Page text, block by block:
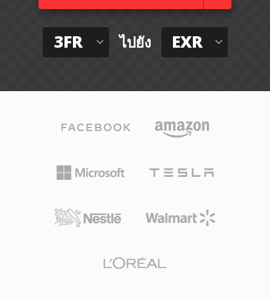
3FR ไปยัง EXR